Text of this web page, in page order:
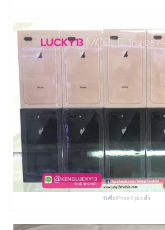
รับซื้อ iPhone 8 plus หิ้ว